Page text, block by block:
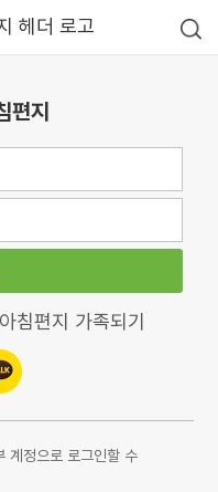
편지
아침편지 가족되기
계정으로 로그인할 수